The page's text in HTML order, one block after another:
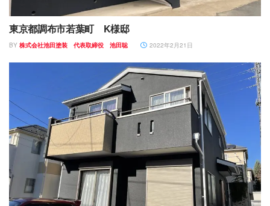
東京都調布市若葉町 K様邸
BY 株式会社池田塗装 代表取締役 池田聡 2022年2月21日